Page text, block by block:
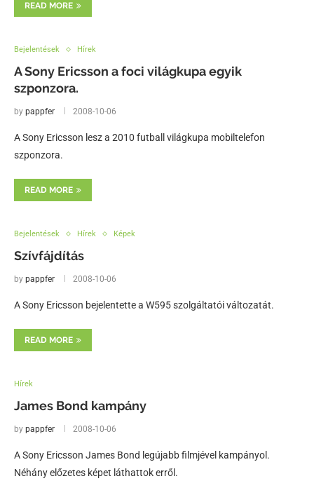
READ MORE
Bejelentések Hírek
A Sony Ericsson a foci világkupa egyik
szponzora.
by pappfer 2008-10-06
A Sony Ericsson lesz a 2010 futball világkupa mobiltelefon
szponzora.
READ MORE
Bejelentések Hírek Képek
Szívfájdítás
by pappfer 2008-10-06
A Sony Ericsson bejelentette a W595 szolgáltatói változatát.
READ MORE
Hírek
James Bond kampány
by pappfer 2008-10-06
A Sony Ericsson James Bond legújabb filmjével kampányol.
Néhány előzetes képet láthattok erről.